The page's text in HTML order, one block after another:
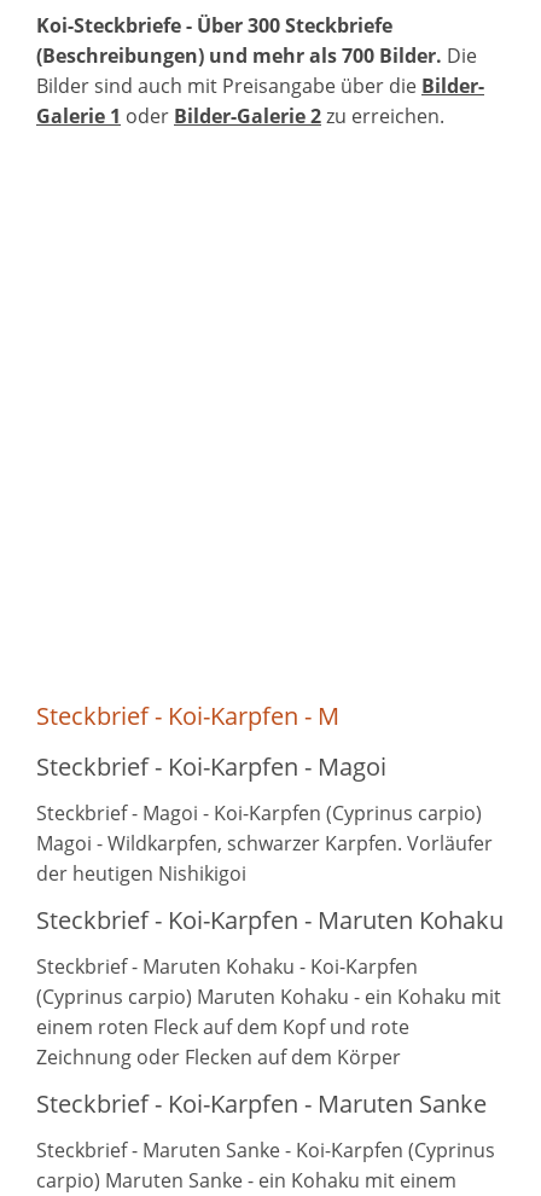
Koi-Steckbriefe - Über 300 Steckbriefe
(Beschreibungen) und mehr als 700 Bilder. Die
Bilder sind auch mit Preisangabe über die Bilder-
Galerie 1 oder Bilder-Galerie 2zu erreichen.
Steckbrief - Koi-Karpfen - M
Steckbrief - Koi-Karpfen - Magoi
Steckbrief - Magoi - Koi-Karpfen (Cyprinus carpio)
Magoi - Wildkarpfen, schwarzer Karpfen. Vorläufer
der heutigen Nishikigoi
Steckbrief - Koi-Karpfen - Maruten Kohaku
Steckbrief - Maruten Kohaku - Koi-Karpfen
(Cyprinus carpio) Maruten Kohaku - ein Kohaku mit
einem roten Fleck auf dem Kopf und rote
Zeichnung oder Flecken auf dem Körper
Steckbrief - Koi-Karpfen - Maruten Sanke
Steckbrief - Maruten Sanke - Koi-Karpfen (Cyprinus
carpio) Maruten Sanke - ein Kohaku mit einem